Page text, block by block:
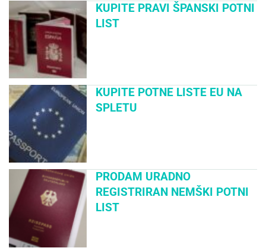
KUPITE PRAVI ŠPANSKI POTNI
LIST
KUPITE POTNE LISTE EU NA
SPLETU
PRODAM URADNO
REGISTRIRAN NEMŠKI POTNI
LIST